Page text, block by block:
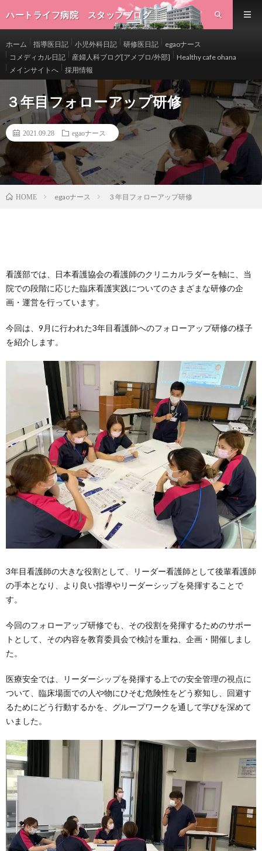
ハートライフ病院 スタッフブログ
ホーム 指導医日記 小児外科日記 研修医日記
egaoナース
コメディカル日記
産婦人科ブログ[アメブロ/外部]
Healthy cafe ohana
メインサイトへ
採用情報
３年目フォローアップ研修
2021.09.28 egaoナース
HOME egaoナース ３年目フォローアップ研修
看護部では、日本看護協会の看護師のクリニカルラダーを軸に、当
院での段階に応じた臨床看護実践についてのさまざまな研修の企
画・運営を行っています。
今回は、9月に行われた3年目看護師へのフォローアップ研修の様子
を紹介します。
3年目看護師の大きな役割として、リーダー看護師として後輩看護師
の手本となり、より良い指導やリーダーシップを発揮することで
す。
今回のフォローアップ研修でも、その役割を発揮するためのサポー
トとして、その内容を教育委員会で検討を重ね、企画・開催しまし
た。
医療安全では、リーダーシップを発揮する上での安全管理の視点に
ついて、臨床場面での人や物にひそむ危険性をどう察知し、回避す
るためにどう行動するかを、グループワークを通して学びを深めて
いました。